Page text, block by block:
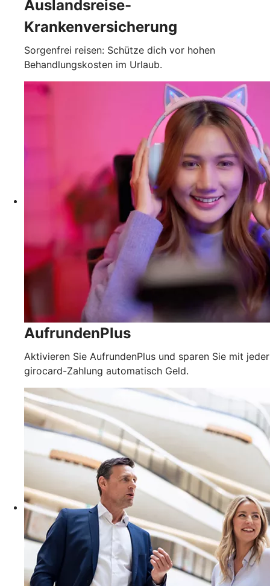
Auslandsreise-
Krankenversicherung
Sorgenfrei reisen: Schütze dich vor hohen
Behandlungskosten im Urlaub.
AufrundenPlus
Aktivieren Sie AufrundenPlus und sparen Sie mit jeder
girocard-Zahlung automatisch Geld.